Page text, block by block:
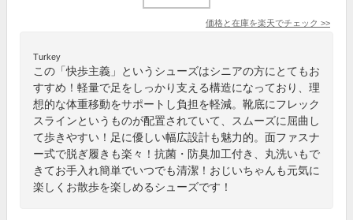
価格と在庫を楽天でチェック >>
Turkey
この「快歩主義」というシューズはシニアの方にとてもお
すすめ！軽量で足をしっかり支える構造になっており、理
想的な体重移動をサポートし負担を軽減。靴底にフレック
スラインというものが配置されていて、スムーズに屈曲し
て歩きやすい！足に優しい幅広設計も魅力的。面ファスナ
ー式で脱ぎ履きも楽々！抗菌・防臭加工付き、丸洗いもで
きてお手入れ簡単でいつでも清潔！おじいちゃんも元気に
楽しくお散歩を楽しめるシューズです！